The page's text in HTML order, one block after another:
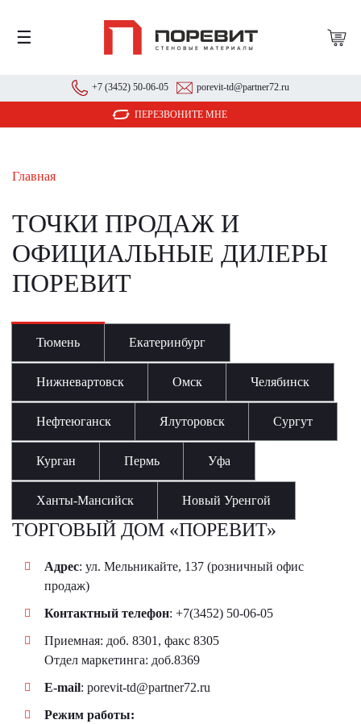
☰
+7 (3452) 50-06-05 porevit-td@partner72.ru
ПЕРЕЗВОНИТЕ МНЕ
Главная
ТОЧКИ ПРОДАЖ И
ОФИЦИАЛЬНЫЕ ДИЛЕРЫ
ПОРЕВИТ
Тюмень Екатеринбург
Нижневартовск Омск Челябинск
Нефтеюганск Ялуторовск Сургут
Курган Пермь Уфа
Ханты-Мансийск Новый Уренгой
ТОРГОВЫЙ ДОМ «ПОРЕВИТ»
Адрес: ул. Мельникайте, 137 (розничный офис
продаж)
Контактный телефон: +7(3452) 50-06-05
Приемная: доб. 8301, факс 8305
Отдел маркетинга: доб.8369
E-mail: porevit-td@partner72.ru
Режим работы: